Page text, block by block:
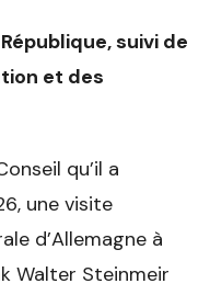
suivi de
et des
qu’il a
une visite
d’Allemagne à
Walter Steinmeir